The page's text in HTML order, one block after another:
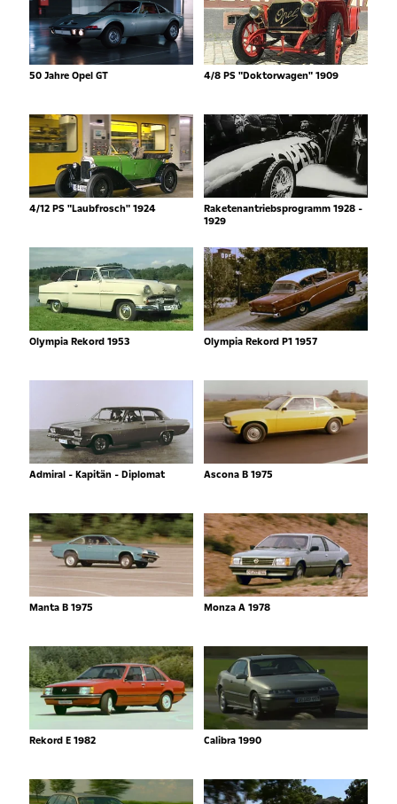
50 Jahre Opel GT 4/8 PS "Doktorwagen" 1909
4/12 PS "Laubfrosch" 1924
Raketenantriebsprogramm 1928 -
1929
Olympia Rekord 1953 Olympia Rekord P1 1957
Admiral - Kapitän - Diplomat Ascona B 1975
Manta B 1975 Monza A 1978
Rekord E 1982 Calibra 1990